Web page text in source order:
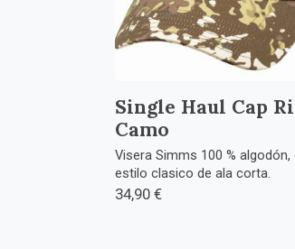
Single Haul Cap
Camo
Visera Simms 100 % algodón,
estilo clasico de ala corta.
34,90 €